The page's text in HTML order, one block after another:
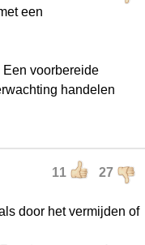
een
voorbereide
handelen
11 27
door het vermijden of